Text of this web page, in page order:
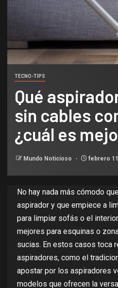
TECNO-TIPS
Qué
sin cables
¿cuál es
Mundo Noticioso febrero
No hay nada más cómodo
aspirador y que empiece a
para limpiar sofás o el
mejores para esquinas o
sucias. En estos casos toca
aspiradores, como el
apostar por los aspiradores
modelos que ofrecen la